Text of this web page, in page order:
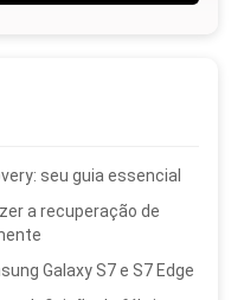
seu guia essencial
a recuperação de
Galaxy S7 e S7 Edge